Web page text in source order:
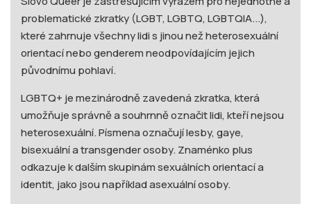
problematické zkratky (LGBT, LGBTQ, LGBTQIA...),
které zahrnuje všechny lidi s jinou než heterosexuální
orientací nebo genderem neodpovídajícím jejich
původnímu pohlaví.
LGBTQ+ je mezinárodně zavedená zkratka, která
umožňuje správně a souhrnně označit lidi, kteří nejsou
heterosexuální. Písmena označují lesby, gaye,
bisexuální a transgender osoby. Znaménko plus
odkazuje k dalším skupinám sexuálních orientací a
identit, jako jsou například asexuální osoby.